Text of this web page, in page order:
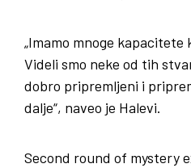
„Imamo mnoge
Videli smo neke od tih
dobro pripremljeni i
dalje“, naveo je Halevi.
Second round of mystery